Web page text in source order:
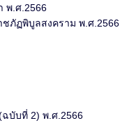
พ.ศ.2566
ชภัฏพิบูลสงคราม พ.ศ.2566
บับที่ 2) พ.ศ.2566